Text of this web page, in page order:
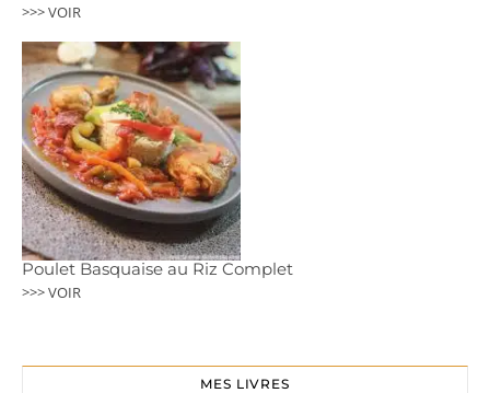
>>> VOIR
Poulet Basquaise au Riz Complet
>>> VOIR
MES LIVRES